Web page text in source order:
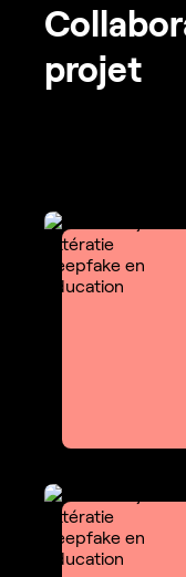
projet